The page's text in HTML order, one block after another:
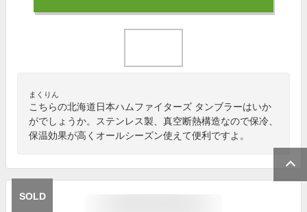
まくりん
こちらの北海道日本ハムファイターズ タンブラーはいか
がでしょうか。ステンレス製、真空断熱構造なので保冷、
保温効果が高くオールシーズン使えて便利ですよ。
SOLD